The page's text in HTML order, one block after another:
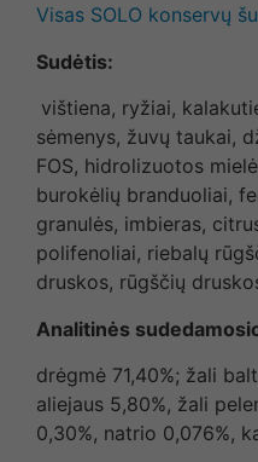
Visas SOLO konservų
Sudėtis:
vištiena, ryžiai,
sėmenys, žuvų taukai,
FOS, hidrolizuotos
burokėlių branduoliai,
granulės, imbieras,
polifenoliai, riebalų
druskos, rūgščių
Analitinės
drėgmė 71,40%; žali
aliejaus 5,80%, žali
0,30%, natrio 0,076%,